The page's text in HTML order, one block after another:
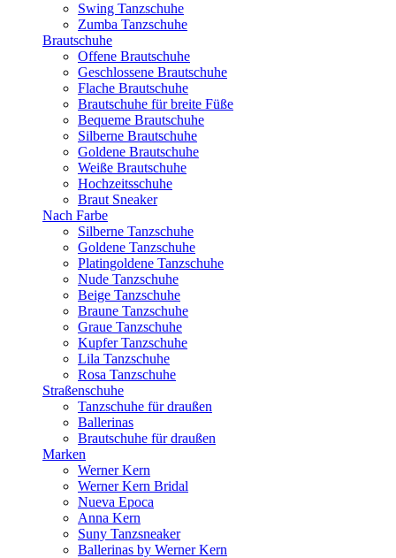
Swing Tanzschuhe
Zumba Tanzschuhe
Brautschuhe
Offene Brautschuhe
Geschlossene Brautschuhe
Flache Brautschuhe
Brautschuhe für breite Füße
Bequeme Brautschuhe
Silberne Brautschuhe
Goldene Brautschuhe
Weiße Brautschuhe
Hochzeitsschuhe
Braut Sneaker
Nach Farbe
Silberne Tanzschuhe
Goldene Tanzschuhe
Platingoldene Tanzschuhe
Nude Tanzschuhe
Beige Tanzschuhe
Braune Tanzschuhe
Graue Tanzschuhe
Kupfer Tanzschuhe
Lila Tanzschuhe
Rosa Tanzschuhe
Straßenschuhe
Tanzschuhe für draußen
Ballerinas
Brautschuhe für draußen
Marken
Werner Kern
Werner Kern Bridal
Nueva Epoca
Anna Kern
Suny Tanzsneaker
Ballerinas by Werner Kern